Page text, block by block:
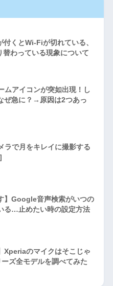
付くとWi-Fiが切れている、
替わっている現象について
ムアイコンが突如出現！し
ぜ急に？→原因は2つあっ
ラで月をキレイに撮影する
】Google音声検索がいつの
る…止めたい時の設定方法
Xperiaのマイクはそこじゃ
ズ全モデルを調べてみた